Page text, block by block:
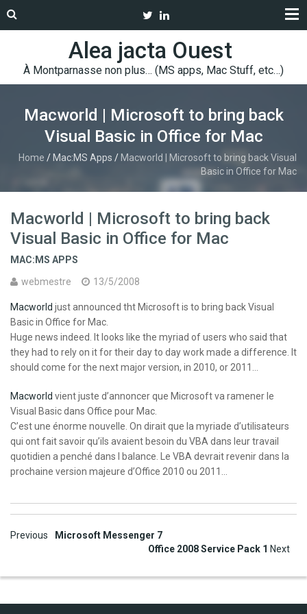
Alea jacta Ouest
À Montparnasse non plus… (MS apps, Mac Stuff, etc…)
Macworld | Microsoft to bring back
Visual Basic in Office for Mac
Home / Mac:MS Apps / Macworld | Microsoft to bring back Visual
Basic in Office for Mac
Macworld | Microsoft to bring back
Visual Basic in Office for Mac
MAC:MS APPS
webmestre
13/5/2008
Macworld just announced tht Microsoft is to bring back Visual
Basic in Office for Mac.
Huge news indeed. It looks like the myriad of users who said that
they had to rely on it for their day to day work made a difference. It
should come for the next major version, in 2010, or 2011…
Macworld vient juste d’annoncer que Microsoft va ramener le
Visual Basic dans Office pour Mac.
C’est une énorme nouvelle. On dirait que la myriade d’utilisateurs
qui ont fait savoir qu’ils avaient besoin du VBA dans leur travail
quotidien a penché dans l balance. Le VBA devrait revenir dans la
prochaine version majeure d’Office 2010 ou 2011…
Post
Previous
Microsoft Messenger 7
Office 2008 Service Pack 1 Next